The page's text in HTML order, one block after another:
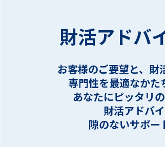
財活アドバ
お客様のご要望と、財
専門性を最適なかた
あなたにピッタリ
財活アドバ
隙のないサポー